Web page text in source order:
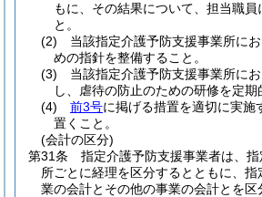
もに、その結果について、担当職員
と。
(2)
当該指定介護予防支援事業所に
めの指針を整備すること。
(3)
当該指定介護予防支援事業所に
し、虐待の防止のための研修を定期
(4)
前3号に掲げる措置を適切に実施
置くこと。
(会計の区分)
第31条
指定介護予防支援事業者は、
所ごとに経理を区分するとともに、
業の会計とその他の事業の会計とを区